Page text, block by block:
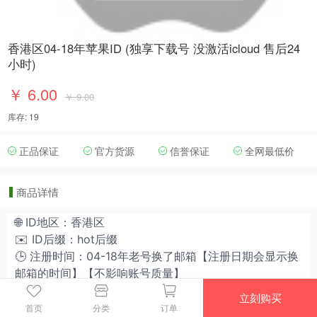
香港区04-18年苹果ID (独享下载号 没激活icloud 售后24
小时)
￥ 6.00 ￥ 9.00
库存: 19
正品保证 官方货源 信誉保证 全网最低价
商品详情
🌐 ID地区：香港区
✉️ ID后缀：hot后缀
🕒 注册时间：04-18年老号换了邮箱【注册日期会显示换
邮箱的时间】【不影响账号质量】
ID状态：
可下载可订阅【做项目请少量购买测试】
☁️ iCloud： 未激活（可自行激活）
首页 分类 订单
立刻购买